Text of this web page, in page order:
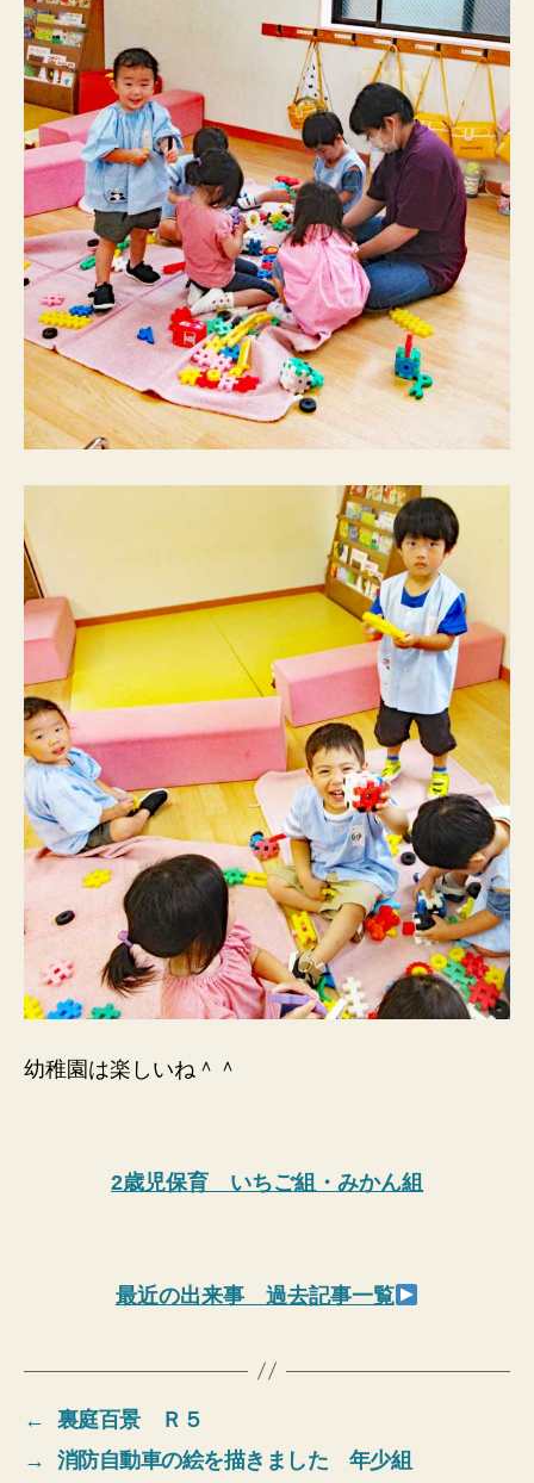
幼稚園は楽しいね＾＾
2歳児保育 いちご組・みかん組
最近の出来事 過去記事一覧
←
裏庭百景 Ｒ５
→
消防自動車の絵を描きました 年少組